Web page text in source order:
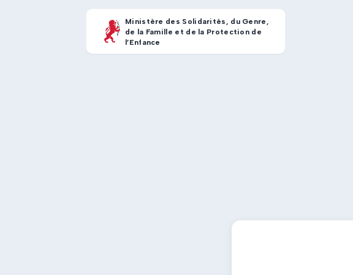
Ministère des Solidarités, du Genre,
de la Famille et de la Protection de
l’Enfance